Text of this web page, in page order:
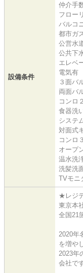
設備条件
仲介手
フロー
バルコ
都市ガ
公営水
公共下
エレベ
電気有
３面バ
両面バ
コンロ
食器洗
システ
対面式
コンロ
オープ
温水洗
洗髪洗
TVモニ
★レジ
東京本
全国21
2020年
を増や
2023年
会社で